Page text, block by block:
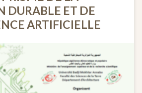
DURABLE ET DE
ARTIFICIELLE